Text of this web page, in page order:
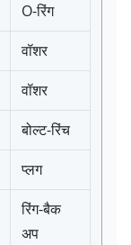
O-रिंग
वॉशर
वॉशर
बोल्ट-रिंच
प्लग
रिंग-बैक
अप